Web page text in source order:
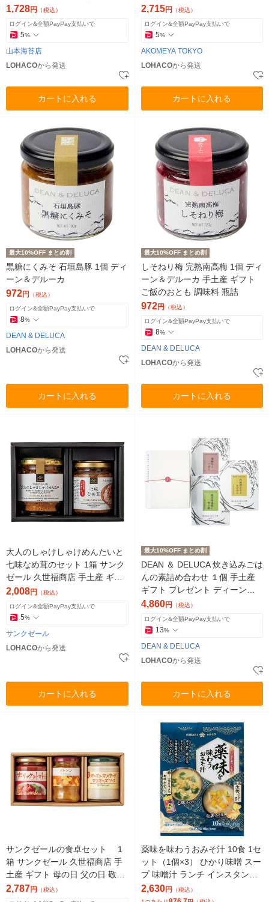
6503136 1箱(2缶入)
1,728円 （税込）
ログイン&全額PayPay支払いで
5%
山本海苔店
LOHACOから発送
カートに入れる
2,715円 （税込）
ログイン&全額PayPay支払いで
5%
AKOMEYA TOKYO
LOHACOから発送
カートに入れる
最大10%OFF まとめ割
黒糖にくみそ 石垣島豚 1個 ディ
ーン＆デルーカ
972円 （税込）
ログイン&全額PayPay支払いで
8%
DEAN & DELUCA
LOHACOから発送
カートに入れる
最大10%OFF まとめ割
しそねり梅 完熟南高梅 1個 ディ
ーン＆デルーカ 手土産 ギフト
ご飯のおとも 調味料 瓶詰
972円 （税込）
ログイン&全額PayPay支払いで
8%
DEAN & DELUCA
LOHACOから発送
カートに入れる
大人のしゃけしゃけめんたいと
七味なめ茸のセット 1箱 サンク
ゼール 久世福商店 手土産 ギフ
ト 母の日 父の日 敬老の日 調味
料
2,008円 （税込）
ログイン&全額PayPay支払いで
5%
サンクゼール
LOHACOから発送
カートに入れる
最大10%OFF まとめ割
DEAN ＆ DELUCA 炊き込みごは
んの素詰め合わせ １個 手土産
ギフト プレゼント ディーン＆
デルーカ 紙袋付き
4,860円 （税込）
ログイン&全額PayPay支払いで
13%
DEAN & DELUCA
LOHACOから発送
カートに入れる
サンクゼールの食卓セット 1
箱 サンクゼール 久世福商店 手
土産 ギフト 母の日 父の日 敬老
の日 調味料
2,787円 （税込）
薬味を味わうおみそ汁 10食 1セ
ット（1個×3） ひかり味噌 スー
プ 味噌汁 ランチ インスタント
即席
2,630円
（税込）